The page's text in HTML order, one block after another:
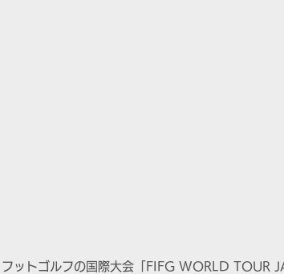
ットゴルフの国際大会「FIFG WORLD TOUR